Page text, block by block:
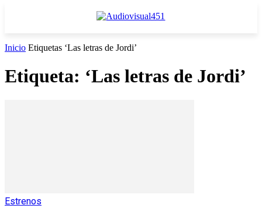
Inicio Etiquetas ‘Las letras de Jordi’
Etiqueta: ‘Las letras de Jordi’
Estrenos